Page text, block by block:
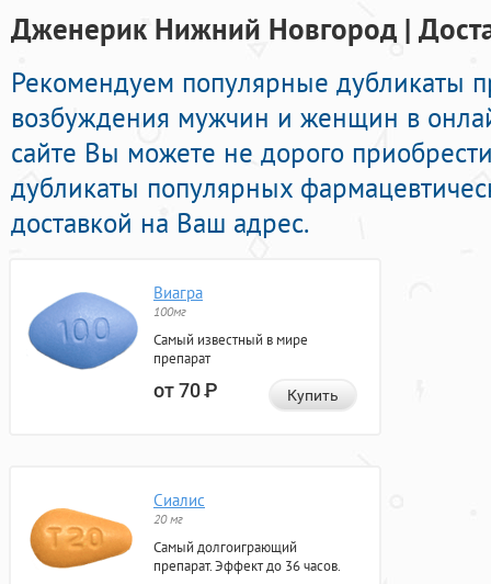
Дженерик Нижний Новгород |
Рекомендуем популярные дубликаты
возбуждения мужчин и женщин в
сайте Вы можете не дорого
дубликаты популярных
доставкой на Ваш адрес.
Виагра
100мг
Самый известный в мире
препарат
от 70Р Купить
Сиалис
20 мг
Самый долгоиграющий
препарат. Эффект до 36 часов.